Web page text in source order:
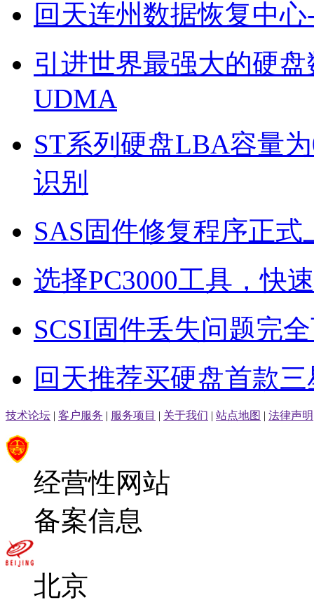
回天连州数据恢复中
引进世界最强大的硬
UDMA
ST系列硬盘LBA容量
识别
SAS固件修复程序正式
选择PC3000工具，快
SCSI固件丢失问题完
回天推荐买硬盘首款
技术论坛 | 客户服务 | 服务项目 | 关于我们 | 站点地图 | 法律声明
经营性网站
备案信息
北京